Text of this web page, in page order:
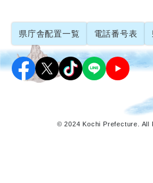
県庁舎配置一覧 電話番号表
© 2024 Kochi Prefecture. All